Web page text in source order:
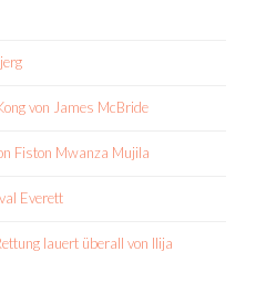
von James McBride
Fiston Mwanza Mujila
Everett
lauert überall von Ilija